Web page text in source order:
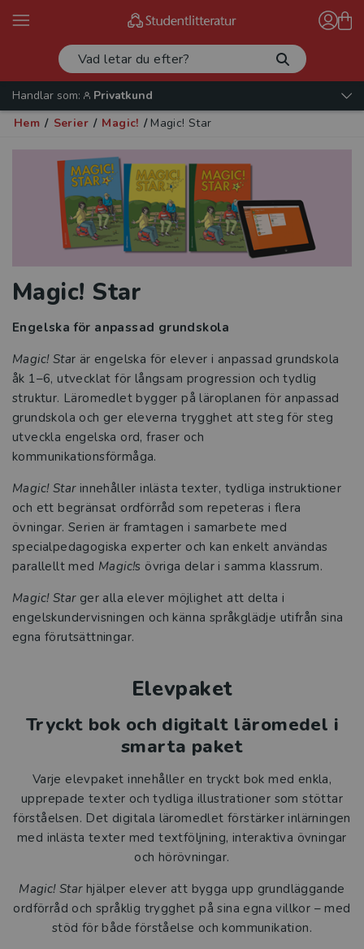
Handlar som:
Privatkund
Hem / Serier / Magic! / Magic! Star
Magic! Star
Engelska för anpassad grundskola
Magic! Star är engelska för elever i anpassad grundskola
åk 1–6, utvecklat för långsam progression och tydlig
struktur. Läromedlet bygger på läroplanen för anpassad
grundskola och ger eleverna trygghet att steg för steg
utveckla engelska ord, fraser och
kommunikationsförmåga.
Magic! Starinnehåller inlästa texter, tydliga instruktioner
och ett begränsat ordförråd som repeteras i flera
övningar. Serien är framtagen i samarbete med
specialpedagogiska experter och kan enkelt användas
parallellt med Magic!s övriga delar i samma klassrum.
Magic! Starger alla elever möjlighet att delta i
engelskundervisningen och känna språkglädje utifrån sina
egna förutsättningar.
Elevpaket
Tryckt bok och digitalt läromedel i
smarta paket
Varje elevpaket innehåller en tryckt bok med enkla,
upprepade texter och tydliga illustrationer som stöttar
förståelsen. Det digitala läromedlet förstärker inlärningen
med inlästa texter med textföljning, interaktiva övningar
och hörövningar.
Magic! Starhjälper elever att bygga upp grundläggande
ordförråd och språklig trygghet på sina egna villkor – med
stöd för både förståelse och kommunikation.